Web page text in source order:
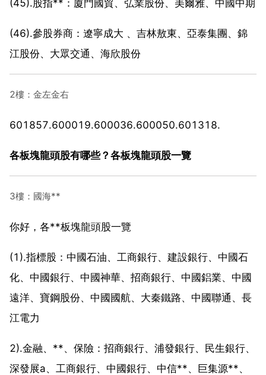
(45).股指**：廈門國貿、弘業股份、美爾雅、中國中期
(46).參股券商：遼寧成大 、吉林敖東、亞泰集團、錦
江股份、大眾交通、海欣股份
2樓：金左金右
601857.600019.600036.600050.601318.
各板塊龍頭股有哪些？各板塊龍頭股一覽
3樓：國海**
你好，各**板塊龍頭股一覽
(1).指標股：中國石油、工商銀行、建設銀行、中國石
化、中國銀行、中國神華、招商銀行、中國鋁業、中國
遠洋、寶鋼股份、中國國航、大秦鐵路、中國聯通、長
江電力
2).金融、**、保險：招商銀行、浦發銀行、民生銀行、
深發展a、工商銀行、中國銀行、中信**、巨集源**、